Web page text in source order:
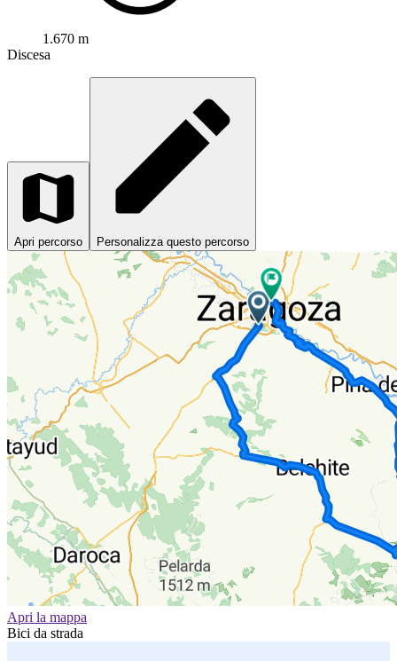
1.670 m
Discesa
Apri percorso Personalizza questo percorso
Apri la mappa
Bici da strada